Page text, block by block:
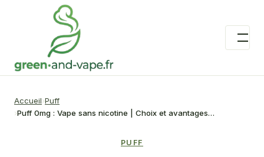
Accueil Puff
Puff 0mg : Vape sans nicotine | Choix et avantages…
PUFF